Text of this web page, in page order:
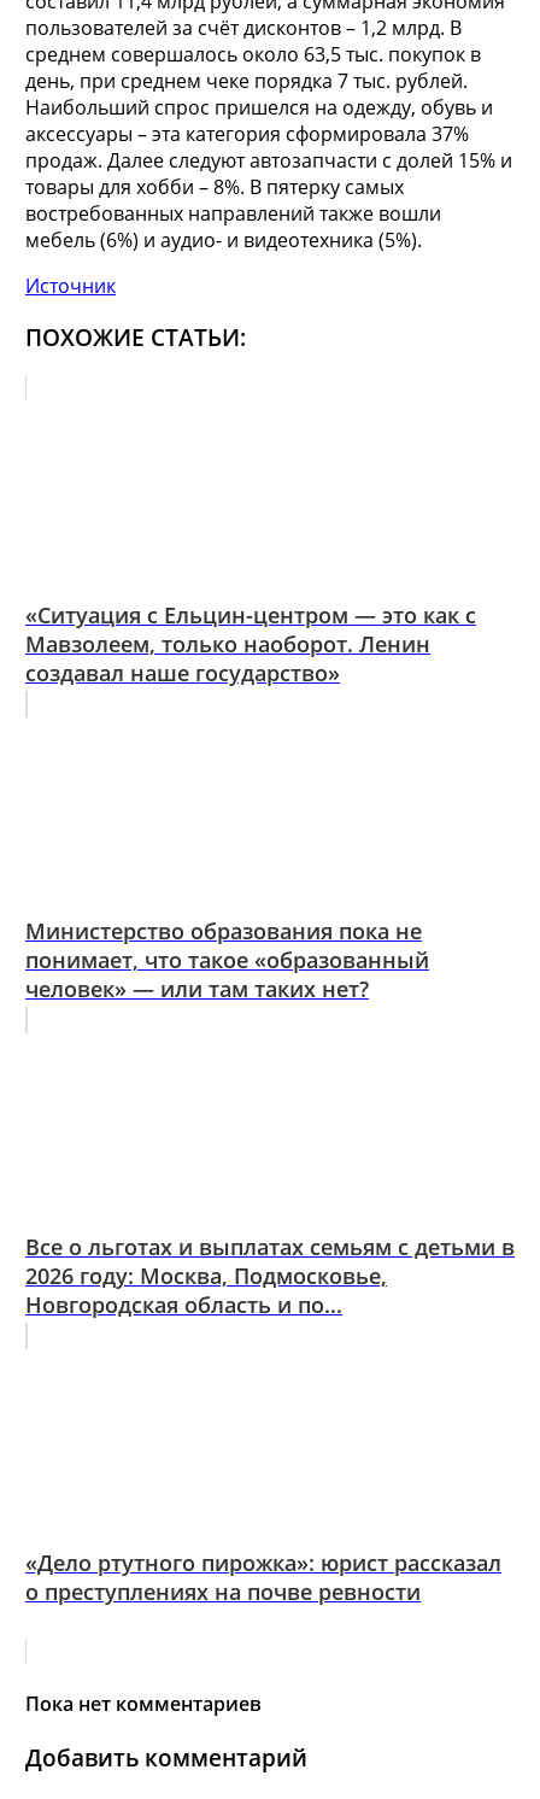
пользователей за счёт дисконтов – 1,2 млрд. В
среднем совершалось около 63,5 тыс. покупок в
день, при среднем чеке порядка 7 тыс. рублей.
Наибольший спрос пришелся на одежду, обувь и
аксессуары – эта категория сформировала 37%
продаж. Далее следуют автозапчасти с долей 15% и
товары для хобби – 8%. В пятерку самых
востребованных направлений также вошли
мебель (6%) и аудио- и видеотехника (5%).
Источник
ПОХОЖИЕ СТАТЬИ:
«Ситуация с Ельцин-центром — это как с
Мавзолеем, только наоборот. Ленин
создавал наше государство»
Министерство образования пока не
понимает, что такое «образованный
человек» — или там таких нет?
Все о льготах и выплатах семьям с детьми в
2026 году: Москва, Подмосковье,
Новгородская область и по...
«Дело ртутного пирожка»: юрист рассказал
о преступлениях на почве ревности
Пока нет комментариев
Добавить комментарий